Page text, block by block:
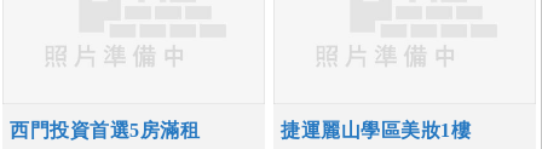
西門投資首選5房滿租
捷運麗山學區美妝1樓